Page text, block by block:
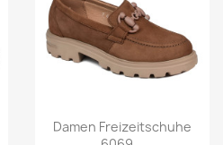
Damen Freizeitschuhe